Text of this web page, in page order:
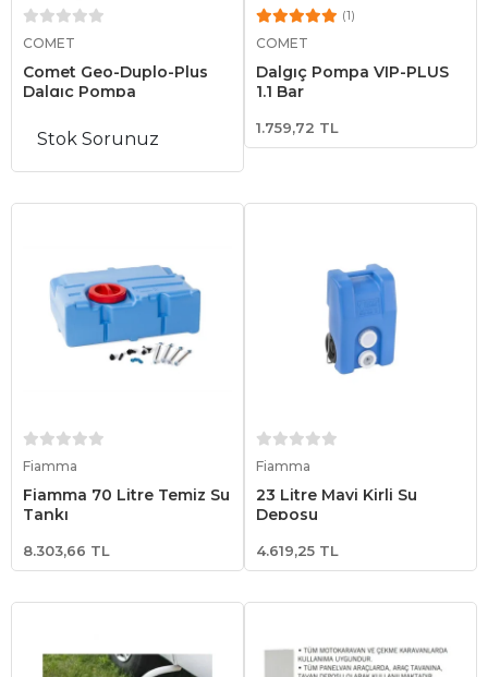
COMET
Comet Geo-Duplo-Plus
Dalgıç Pompa
Stok Sorunuz
(1)
COMET
Dalgıç Pompa VIP-PLUS
1.1 Bar
1.759,72 TL
Fiamma
Fiamma 70 Litre Temiz Su
Tankı
8.303,66 TL
Fiamma
23 Litre Mavi Kirli Su
Deposu
4.619,25 TL